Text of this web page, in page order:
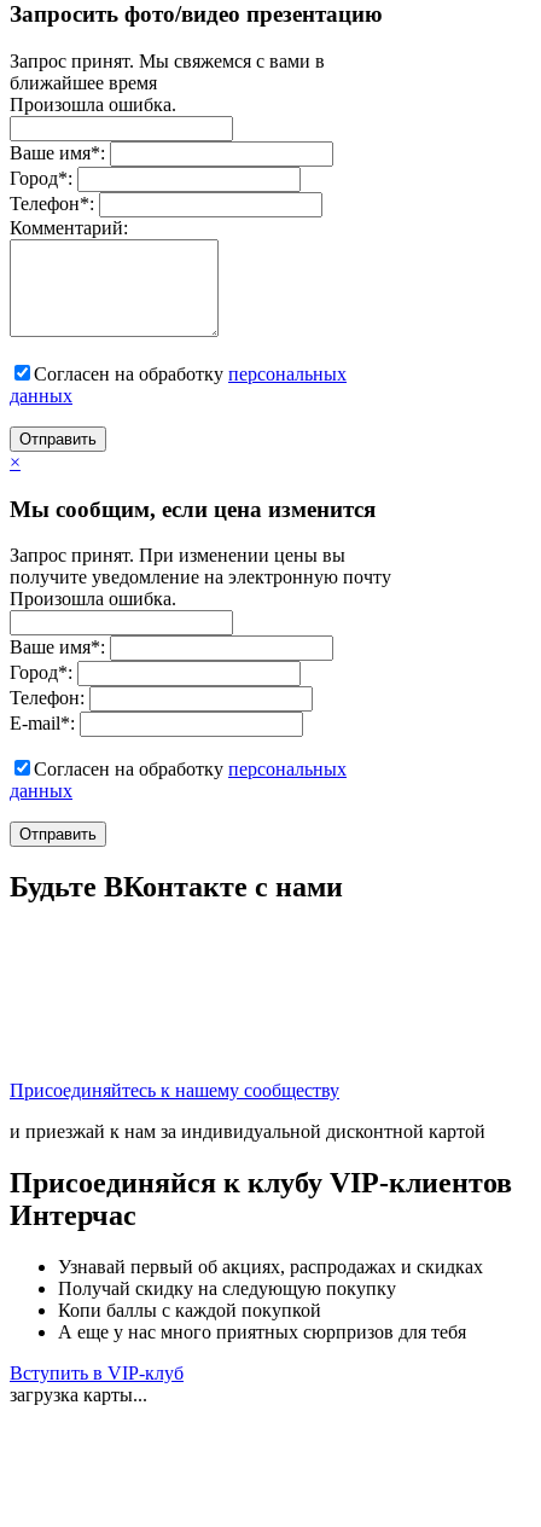
Запросить фото/видео презентацию
Запрос принят. Мы свяжемся с вами в
ближайшее время
Произошла ошибка.
Ваше имя*:
Город*:
Телефон*:
Комментарий:
Согласен на обработку персональныx
данных
Отправить
×
Мы сообщим, если цена изменится
Запрос принят. При изменении цены вы
получите уведомление на электронную почту
Произошла ошибка.
Ваше имя*:
Город*:
Телефон:
E-mail*:
Согласен на обработку персональныx
данных
Отправить
Будьте ВКонтакте с нами
Присоединяйтесь к нашему сообществу
и приезжай к нам за индивидуальной дисконтной картой
Присоединяйся к клубу VIP-клиентов
Интерчас
Узнавай первый об акциях, распродажах и скидках
Получай скидку на следующую покупку
Копи баллы с каждой покупкой
А еще у нас много приятных сюрпризов для тебя
Вступить в VIP-клуб
загрузка карты...